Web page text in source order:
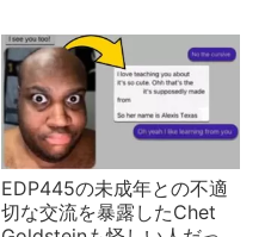
EDP445の未成年との不適
切な交流を暴露したChet